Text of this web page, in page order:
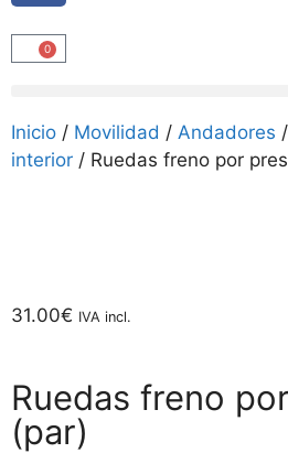
0
Inicio / Movilidad / Andadores /
interior / Ruedas freno por
31.00€ IVA incl.
Ruedas freno
(par)